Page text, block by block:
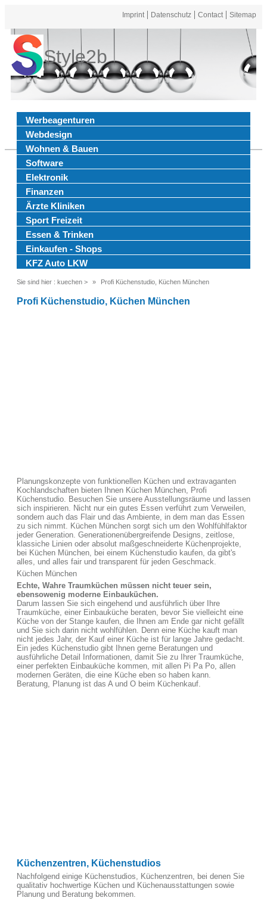
Imprint Datenschutz Contact Sitemap
Style2b
Werbeagenturen
Webdesign
Wohnen & Bauen
Software
Elektronik
Finanzen
Ärzte Kliniken
Sport Freizeit
Essen & Trinken
Einkaufen - Shops
KFZ Auto LKW
Sie sind hier : kuechen > Profi Küchenstudio, Küchen München
Profi Küchenstudio, Küchen München
Planungskonzepte von funktionellen Küchen und extravaganten
Kochlandschaften bieten Ihnen Küchen München, Profi
Küchenstudio. Besuchen Sie unsere Ausstellungsräume und lassen
sich inspirieren. Nicht nur ein gutes Essen verführt zum Verweilen,
sondern auch das Flair und das Ambiente, in dem man das Essen
zu sich nimmt. Küchen München sorgt sich um den Wohlfühlfaktor
jeder Generation. Generationenübergreifende Designs, zeitlose,
klassiche Linien oder absolut maßgeschneiderte Küchenprojekte,
bei Küchen München, bei einem Küchenstudio kaufen, da gibt's
alles, und alles fair und transparent für jeden Geschmack.
Küchen München
Echte, Wahre Traumküchen müssen nicht teuer sein,
ebensowenig moderne Einbauküchen.
Darum lassen Sie sich eingehend und ausführlich über Ihre
Traumküche, einer Einbauküche beraten, bevor Sie vielleicht eine
Küche von der Stange kaufen, die Ihnen am Ende gar nicht gefällt
und Sie sich darin nicht wohlfühlen. Denn eine Küche kauft man
nicht jedes Jahr, der Kauf einer Küche ist für lange Jahre gedacht.
Ein jedes Küchenstudio gibt Ihnen gerne Beratungen und
ausführliche Detail Informationen, damit Sie zu Ihrer Traumküche,
einer perfekten Einbauküche kommen, mit allen Pi Pa Po, allen
modernen Geräten, die eine Küche eben so haben kann.
Beratung, Planung ist das A und O beim Küchenkauf.
Küchenzentren, Küchenstudios
Nachfolgend einige Küchenstudios, Küchenzentren, bei denen Sie
qualitativ hochwertige Küchen und Küchenausstattungen sowie
Planung und Beratung bekommen.